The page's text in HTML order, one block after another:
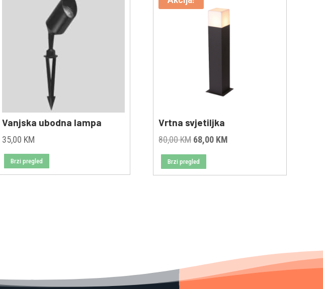
Vanjska ubodna lampa
35,00 KM
Brzi pregled
Vrtna svjetiljka
80,00KM Original
price
was:
80,00 KM.
68,00 KM
68,00 KM.
Brzi pregled